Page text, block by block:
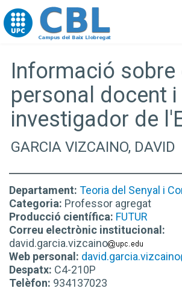
Go to upc.edu
Informació sobre
personal docent i
investigador de
GARCIA VIZCAINO, DAVID
Departament: Teoria del Senyal i
Categoria: Professor agregat
Producció científica: FUTUR
Correu electrònic institucional:
david.garcia.vizcaino
Web personal:
Despatx: C4-210P
Telèfon: 934137023